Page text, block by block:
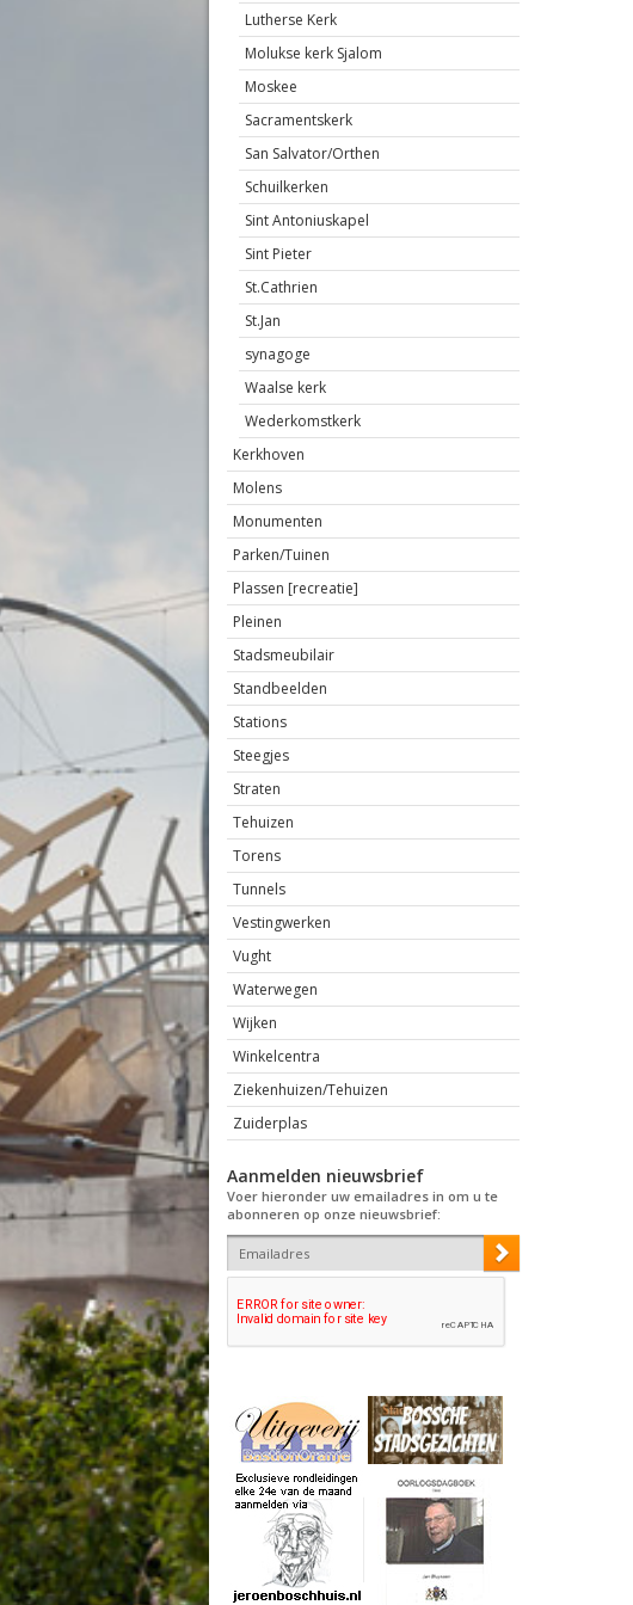
Lutherse Kerk
Molukse kerk Sjalom
Moskee
Sacramentskerk
San Salvator/Orthen
Schuilkerken
Sint Antoniuskapel
Sint Pieter
St.Cathrien
St.Jan
synagoge
Waalse kerk
Wederkomstkerk
Kerkhoven
Molens
Monumenten
Parken/Tuinen
Plassen [recreatie]
Pleinen
Stadsmeubilair
Standbeelden
Stations
Steegjes
Straten
Tehuizen
Torens
Tunnels
Vestingwerken
Vught
Waterwegen
Wijken
Winkelcentra
Ziekenhuizen/Tehuizen
Zuiderplas
Aanmelden nieuwsbrief
Voer hieronder uw emailadres in om u te
abonneren op onze nieuwsbrief: